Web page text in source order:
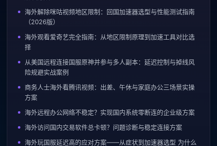
海外解除咪咕视频地区限制：回国加速器选型与性能测试指南
（2026版）
海外观看爱奇艺完全指南：从地区限制原理到加速工具对比选
择
从美国远程连接国服原神并参与多人副本：延迟控制与掉线风
险规避实战案例
商务人士海外看腾讯视频：出差、午休与家庭办公三场景实操
方案
海外远程办公网络不稳定？实现国内系统零断连的企业级方案
海外访问国内交易软件总卡顿？问题诊断与稳定连接方案
海外玩国服延迟高的应对方案——从症状到加速器选型 为什么